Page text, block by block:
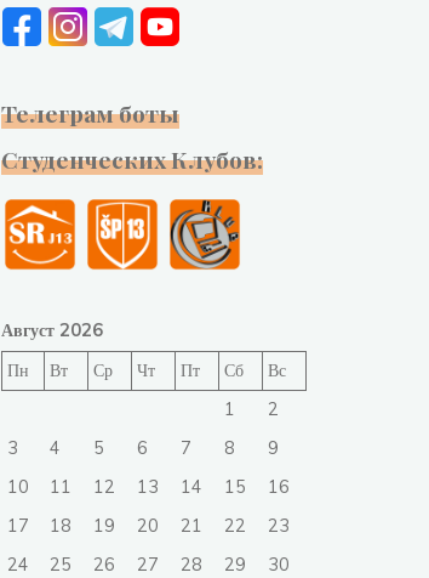
Телеграм боты
Студенческих Клубов:
Август 2026
Пн
Вт Ср Чт Пт Сб
Вс
1
2
3
4 5 6 7 8
9
10
11 12 13 14 15
16
17
18 19 20 21 22
23
24
25 26 27 28 29
30